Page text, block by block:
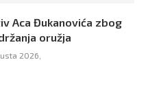
Aca Đukanovića zbog
oružja
2026,